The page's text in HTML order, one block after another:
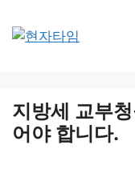
지방세 교부
어야 합니다.